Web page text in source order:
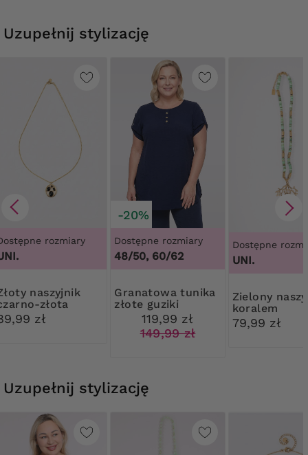
Uzupełnij stylizację
rozmiary
złota
zł
-20%
Dostępne rozmiary
48/50, 60/62
Granatowa tunika
złote guziki
119,99 zł
149,99 zł
Dostępne
UNI.
Zielony naszyjnik z
koralem
79,99 zł
Uzupełnij stylizację